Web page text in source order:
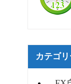
カテゴ